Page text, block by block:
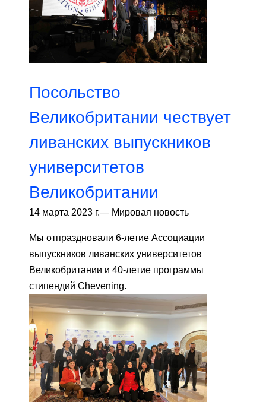
Посольство
Великобритании чествует
ливанских выпускников
университетов
Великобритании
14 марта 2023 г.— Мировая новость
Мы отпраздновали 6-летие Ассоциации
выпускников ливанских университетов
Великобритании и 40-летие программы
стипендий Chevening.